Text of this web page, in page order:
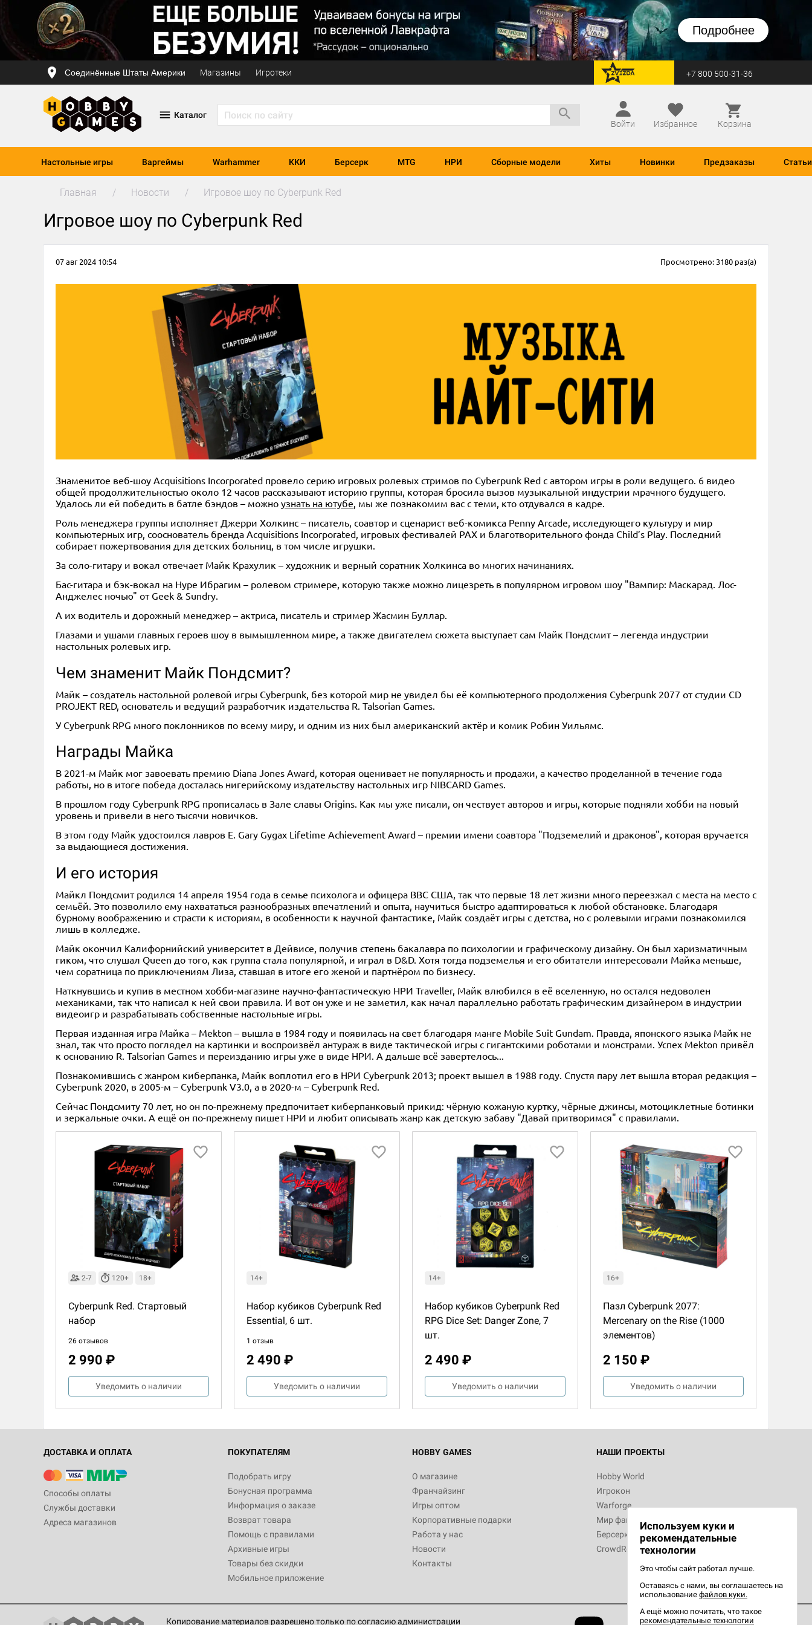
Подробнее
Соединённые Штаты Америки Магазины Игротеки перейти на Zvezda +7 800 500-31-36
Каталог
Войти
Избранное Корзина
Настольные игры Варгеймы Warhammer ККИ Берсерк MTG НРИ Сборные модели Хиты Новинки Предзаказы Статьи
Главная Новости Игровое шоу по Cyberpunk Red
Игровое шоу по Cyberpunk Red
07 авг 2024 10:54 Просмотрено: 3180 раз(а)
Знаменитое веб-шоу Acquisitions Incorporated провело серию игровых ролевых стримов по Cyberpunk Red с автором игры в роли ведущего. 6 видео
общей продолжительностью около 12 часов рассказывают историю группы, которая бросила вызов музыкальной индустрии мрачного будущего.
Удалось ли ей победить в батле бэндов – можно узнать на ютубе, мы же познакомим вас с теми, кто отдувался в кадре.
Роль менеджера группы исполняет Джерри Холкинс – писатель, соавтор и сценарист веб-комикса Penny Arcade, исследующего культуру и мир
компьютерных игр, сооснователь бренда Acquisitions Incorporated, игровых фестивалей PAX и благотворительного фонда Child’s Play. Последний
собирает пожертвования для детских больниц, в том числе игрушки.
За соло-гитару и вокал отвечает Майк Крахулик – художник и верный соратник Холкинса во многих начинаниях.
Бас-гитара и бэк-вокал на Нуре Ибрагим – ролевом стримере, которую также можно лицезреть в популярном игровом шоу "Вампир: Маскарад. Лос-
Анджелес ночью" от Geek & Sundry.
А их водитель и дорожный менеджер – актриса, писатель и стример Жасмин Буллар.
Глазами и ушами главных героев шоу в вымышленном мире, а также двигателем сюжета выступает сам Майк Пондсмит – легенда индустрии
настольных ролевых игр.
Чем знаменит Майк Пондсмит?
Майк – создатель настольной ролевой игры Cyberpunk, без которой мир не увидел бы её компьютерного продолжения Cyberpunk 2077 от студии CD
PROJEKT RED, основатель и ведущий разработчик издательства R. Talsorian Games.
У Cyberpunk RPG много поклонников по всему миру, и одним из них был американский актёр и комик Робин Уильямс.
Награды Майка
В 2021-м Майк мог завоевать премию Diana Jones Award, которая оценивает не популярность и продажи, а качество проделанной в течение года
работы, но в итоге победа досталась нигерийскому издательству настольных игр NIBCARD Games.
В прошлом году Cyberpunk RPG прописалась в Зале славы Origins. Как мы уже писали, он чествует авторов и игры, которые подняли хобби на новый
уровень и привели в него тысячи новичков.
В этом году Майк удостоился лавров E. Gary Gygax Lifetime Achievement Award – премии имени соавтора "Подземелий и драконов", которая вручается
за выдающиеся достижения.
И его история
Майкл Пондсмит родился 14 апреля 1954 года в семье психолога и офицера ВВС США, так что первые 18 лет жизни много переезжал с места на место с
семьёй. Это позволило ему нахвататься разнообразных впечатлений и опыта, научиться быстро адаптироваться к любой обстановке. Благодаря
бурному воображению и страсти к историям, в особенности к научной фантастике, Майк создаёт игры с детства, но с ролевыми играми познакомился
лишь в колледже.
Майк окончил Калифорнийский университет в Дейвисе, получив степень бакалавра по психологии и графическому дизайну. Он был харизматичным
гиком, что слушал Queen до того, как группа стала популярной, и играл в D&D. Хотя тогда подземелья и его обитатели интересовали Майка меньше,
чем соратница по приключениям Лиза, ставшая в итоге его женой и партнёром по бизнесу.
Наткнувшись и купив в местном хобби-магазине научно-фантастическую НРИ Traveller, Майк влюбился в её вселенную, но остался недоволен
механиками, так что написал к ней свои правила. И вот он уже и не заметил, как начал параллельно работать графическим дизайнером в индустрии
видеоигр и разрабатывать собственные настольные игры.
Первая изданная игра Майка – Mekton – вышла в 1984 году и появилась на свет благодаря манге Mobile Suit Gundam. Правда, японского языка Майк не
знал, так что просто поглядел на картинки и воспроизвёл антураж в виде тактической игры с гигантскими роботами и монстрами. Успех Mekton привёл
к основанию R. Talsorian Games и переизданию игры уже в виде НРИ. А дальше всё завертелось...
Познакомившись с жанром киберпанка, Майк воплотил его в НРИ Cyberpunk 2013; проект вышел в 1988 году. Спустя пару лет вышла вторая редакция –
Cyberpunk 2020, в 2005-м – Cyberpunk V3.0, а в 2020-м – Cyberpunk Red.
Сейчас Пондсмиту 70 лет, но он по-прежнему предпочитает киберпанковый прикид: чёрную кожаную куртку, чёрные джинсы, мотоциклетные ботинки
и зеркальные очки. А ещё он по-прежнему пишет НРИ и любит описывать жанр как детскую забаву "Давай притворимся" с правилами.
2-7 120+ 18+
Cyberpunk Red. Стартовый
набор
26 отзывов
2 990 ₽
Уведомить о наличии
14+
Набор кубиков Cyberpunk Red
Essential, 6 шт.
1 отзыв
2 490 ₽
Уведомить о наличии
14+
Набор кубиков Cyberpunk Red
RPG Dice Set: Danger Zone, 7
шт.
2 490 ₽
Уведомить о наличии
16+
Пазл Cyberpunk 2077:
Mercenary on the Rise (1000
элементов)
2 150 ₽
Уведомить о наличии
ДОСТАВКА И ОПЛАТА
Способы оплаты
Службы доставки
Адреса магазинов
ПОКУПАТЕЛЯМ
Подобрать игру
Бонусная программа
Информация о заказе
Возврат товара
Помощь с правилами
Архивные игры
Товары без скидки
Мобильное приложение
HOBBY GAMES
О магазине
Франчайзинг
Игры оптом
Корпоративные подарки
Работа у нас
Новости
Контакты
НАШИ ПРОЕКТЫ
Hobby World
Игрокон
Warforge
Мир фантастики
Берсерк
CrowdRepublic
Копирование материалов разрешено только по согласию администрации
Используем куки и
рекомендательные
технологии
Это чтобы сайт работал лучше.
Оставаясь с нами, вы соглашаетесь на
использование файлов куки.
А ещё можно почитать, что такое
рекомендательные технологии